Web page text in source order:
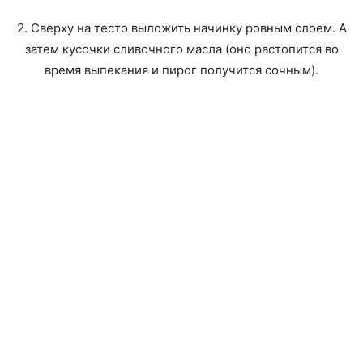
2. Сверху на тесто выложить начинку ровным слоем. А
затем кусочки сливочного масла (оно растопится во
время выпекания и пирог получится сочным).